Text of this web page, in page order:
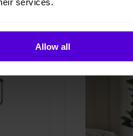
Allow all
1 i lager